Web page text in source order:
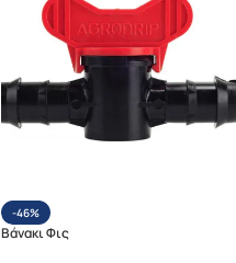
-46%
Βάνακι Φις